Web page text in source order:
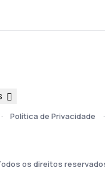
Política de Privacidade
os direitos